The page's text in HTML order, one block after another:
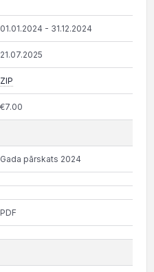
01.01.2024 - 31.12.2024
21.07.2025
ZIP
€7.00
Gada pārskats 2024
PDF